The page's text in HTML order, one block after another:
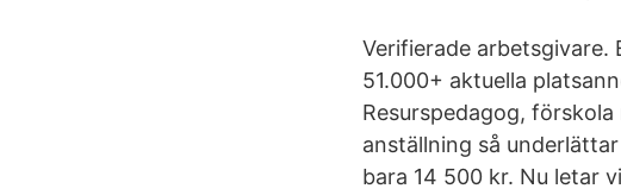
Verifierade
51.000+ aktuella
Resurspedagog,
anställning så
bara 14 500 kr. Nu letar